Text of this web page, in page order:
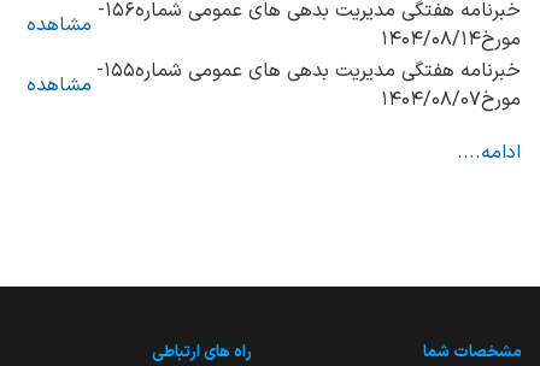
خبرنامه هفتگی مدیریت بدهی های عمومی شماره۱۵۶-
مورخ۱۴۰۴/۰۸/۱۴
مشاهده
خبرنامه هفتگی مدیریت بدهی های عمومی شماره۱۵۵-
مورخ۱۴۰۴/۰۸/۰۷
مشاهده
ادامه....
مشخصات شما راه های ارتباطی